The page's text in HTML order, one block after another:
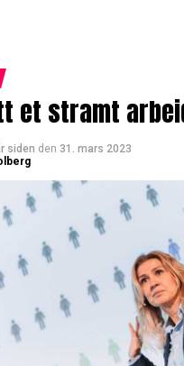
et stramt
siden den 31. mars 2023